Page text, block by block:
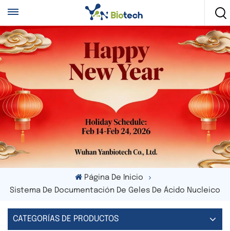
Página De Inicio
Sistema De Documentación De Geles De Ácido Nucleico
CATEGORÍAS DE PRODUCTOS